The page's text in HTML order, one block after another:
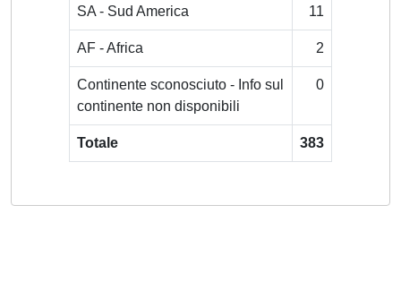
SA - Sud America 11
AF - Africa 2
Continente sconosciuto - Info sul
continente non disponibili
0
Totale 383